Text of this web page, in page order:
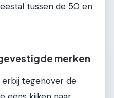
tussen de 50 en
merken
erbij tegenover de